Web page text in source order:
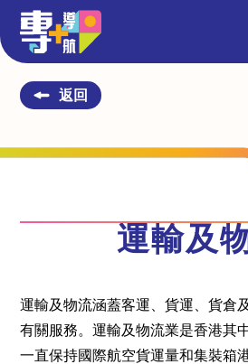
返回
運輸及
運輸及物流涵蓋客運、貨運、貨倉
有關服務。運輸及物流業是香港其
一直保持國際航空貨運量和集裝箱